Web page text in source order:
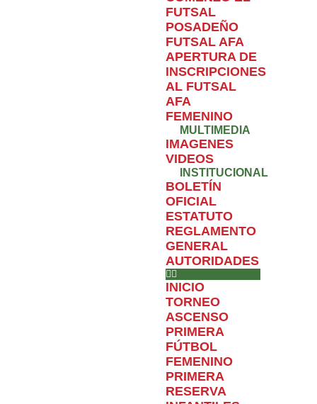
FUTSAL
POSADEÑO
FUTSAL AFA
APERTURA DE
INSCRIPCIONES
AL FUTSAL
AFA
FEMENINO
MULTIMEDIA
IMAGENES
VIDEOS
INSTITUCIONAL
BOLETÍN
OFICIAL
ESTATUTO
REGLAMENTO
GENERAL
AUTORIDADES
INICIO
TORNEO
ASCENSO
PRIMERA
FÚTBOL
FEMENINO
PRIMERA
RESERVA